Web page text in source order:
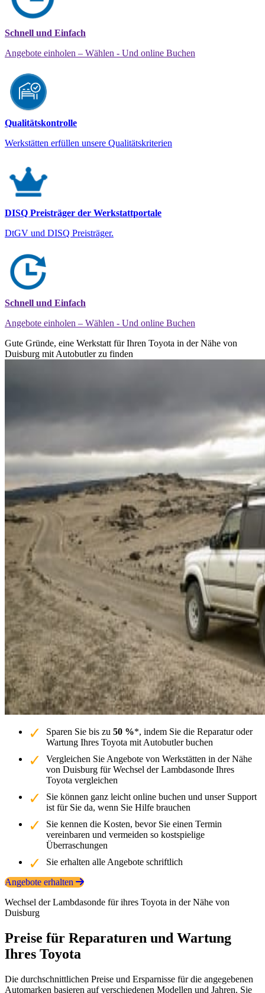
Schnell und Einfach
Angebote einholen – Wählen - Und online Buchen
Qualitätskontrolle
Werkstätten erfüllen unsere Qualitätskriterien
DISQ Preisträger der Werkstattportale
DtGV und DISQ Preisträger.
Schnell und Einfach
Angebote einholen – Wählen - Und online Buchen
Gute Gründe, eine Werkstatt für Ihren Toyota in der Nähe von
Duisburg mit Autobutler zu finden
Sparen Sie bis zu 50 %*, indem Sie die Reparatur oder
Wartung Ihres Toyota mit Autobutler buchen
Vergleichen Sie Angebote von Werkstätten in der Nähe
von Duisburg für Wechsel der Lambdasonde Ihres
Toyota vergleichen
Sie können ganz leicht online buchen und unser Support
ist für Sie da, wenn Sie Hilfe brauchen
Sie kennen die Kosten, bevor Sie einen Termin
vereinbaren und vermeiden so kostspielige
Überraschungen
Sie erhalten alle Angebote schriftlich
Angebote erhalten
Wechsel der Lambdasonde für ihres Toyota in der Nähe von
Duisburg
Preise für Reparaturen und Wartung
Ihres Toyota
Die durchschnittlichen Preise und Ersparnisse für die angegebenen
Automarken basieren auf verschiedenen Modellen und Jahren. Sie